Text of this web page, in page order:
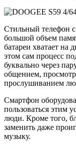
Стильный телефон
большой объем
батареи хватает на
этом сам процесс
буквально через
общением,
прослушиванием
Смартфон
пользоваться этим
люди. Кроме того,
заменить даже
музыку.